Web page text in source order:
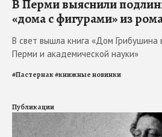
В Перми выяснили
«дома с фигурами» из
В свет вышла книга «Дом Грибушина
Перми и академической науки»
#Пастернак#книжные новинки
Публикации